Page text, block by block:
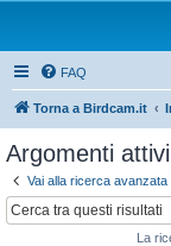
FAQ
Torna a Birdcam.it
Argomenti attivi
Vai alla ricerca avanzata
La